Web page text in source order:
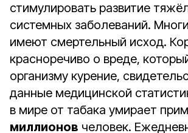
стимулировать развитие
системных заболеваний.
имеют смертельный исход.
красноречиво о вреде,
организму курение,
данные медицинской
в мире от табака умирает
миллионов человек.